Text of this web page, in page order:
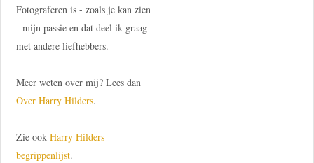
Fotograferen is - zoals je kan zien
- mijn passie en dat deel ik graag
met andere liefhebbers.
Meer weten over mij? Lees dan
Over Harry Hilders.
Zie ook Harry Hilders
begrippenlijst.